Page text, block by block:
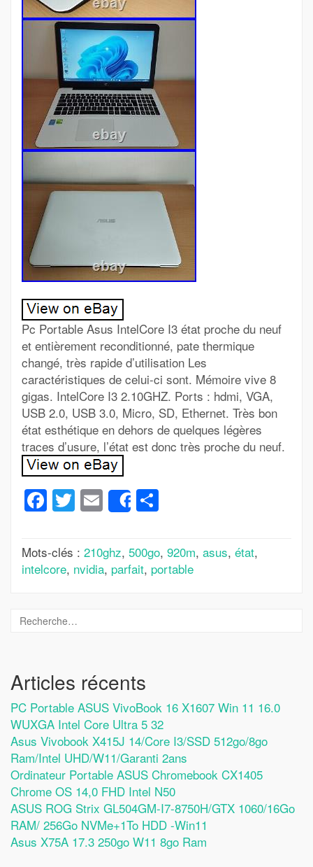
Pc Portable Asus IntelCore I3 état proche du neuf
et entièrement reconditionné, pate thermique
changé, très rapide d’utilisation Les
caractéristiques de celui-ci sont. Mémoire vive 8
gigas. IntelCore I3 2.10GHZ. Ports : hdmi, VGA,
USB 2.0, USB 3.0, Micro, SD, Ethernet. Très bon
état esthétique en dehors de quelques légères
traces d’usure, l’état est donc très proche du neuf.
Facebook
Twitter
Email
Share
Mots-clés : 210ghz, 500go, 920m, asus, état,
intelcore, nvidia, parfait, portable
Articles récents
PC Portable ASUS VivoBook 16 X1607 Win 11 16.0
WUXGA Intel Core Ultra 5 32
Asus Vivobook X415J 14/Core I3/SSD 512go/8go
Ram/Intel UHD/W11/Garanti 2ans
Ordinateur Portable ASUS Chromebook CX1405
Chrome OS 14,0 FHD Intel N50
ASUS ROG Strix GL504GM-I7-8750H/GTX 1060/16Go
RAM/ 256Go NVMe+1To HDD -Win11
Asus X75A 17.3 250go W11 8go Ram